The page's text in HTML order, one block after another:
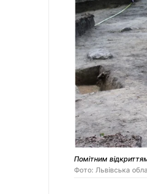
Помітним
Фото: Львівська